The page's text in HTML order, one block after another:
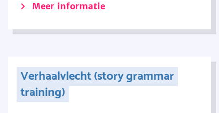
Meer informatie
Verhaalvlecht (story grammar
training)